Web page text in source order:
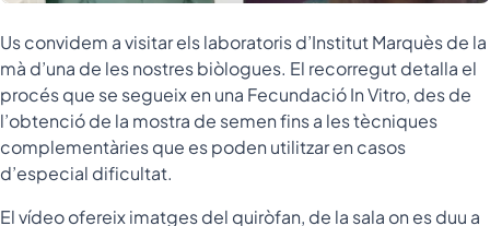
Us convidem a visitar els laboratoris d’Institut Marquès de la
mà d’una de les nostres biòlogues. El recorregut detalla el
procés que se segueix en una Fecundació In Vitro, des de
l’obtenció de la mostra de semen fins a les tècniques
complementàries que es poden utilitzar en casos
d’especial dificultat.
El vídeo ofereix imatges del quiròfan, de la sala on es duu a